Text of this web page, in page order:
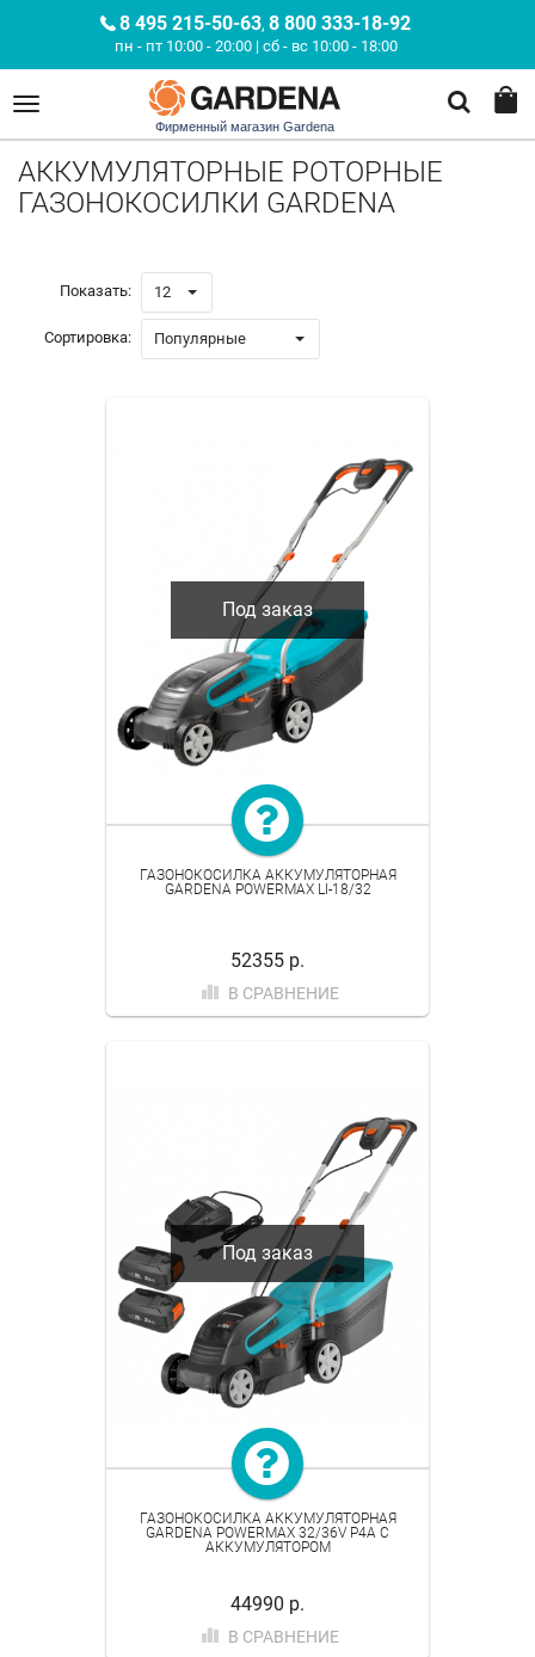
8 495 215-50-63, 8 800 333-18-92
пн - пт 10:00 - 20:00 | сб - вс 10:00 - 18:00
Фирменный магазин Gardena
АККУМУЛЯТОРНЫЕ РОТОРНЫЕ
ГАЗОНОКОСИЛКИ GARDENA
Показать: 12
Сортировка: Популярные
Под заказ
ГАЗОНОКОСИЛКА АККУМУЛЯТОРНАЯ
GARDENA POWERMAX LI-18/32
52355 р.
В СРАВНЕНИЕ
Под заказ
ГАЗОНОКОСИЛКА АККУМУЛЯТОРНАЯ
GARDENA POWERMAX 32/36V P4A С
АККУМУЛЯТОРОМ
44990 р.
В СРАВНЕНИЕ